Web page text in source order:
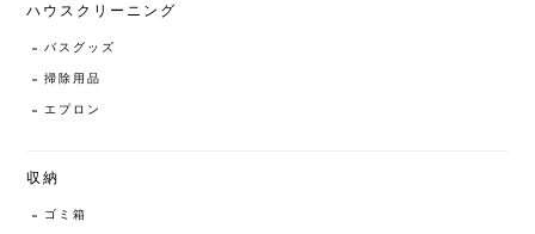
ハウスクリーニング
バスグッズ
掃除用品
エプロン
収納
ゴミ箱